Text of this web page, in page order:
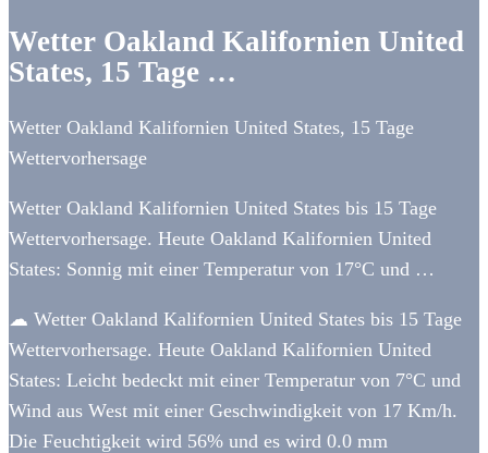
Wetter Oakland Kalifornien United
States, 15 Tage …
Wetter Oakland Kalifornien United States, 15 Tage
Wettervorhersage
Wetter Oakland Kalifornien United States bis 15 Tage
Wettervorhersage. Heute Oakland Kalifornien United
States: Sonnig mit einer Temperatur von 17°C und …
☁ Wetter Oakland Kalifornien United States bis 15 Tage
Wettervorhersage. Heute Oakland Kalifornien United
States: Leicht bedeckt mit einer Temperatur von 7°C und
Wind aus West mit einer Geschwindigkeit von 17 Km/h.
Die Feuchtigkeit wird 56% und es wird 0.0 mm